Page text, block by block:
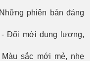
phiên bản đáng
- Đổi mới dung lượng,
Màu sắc mới mẻ, nhẹ